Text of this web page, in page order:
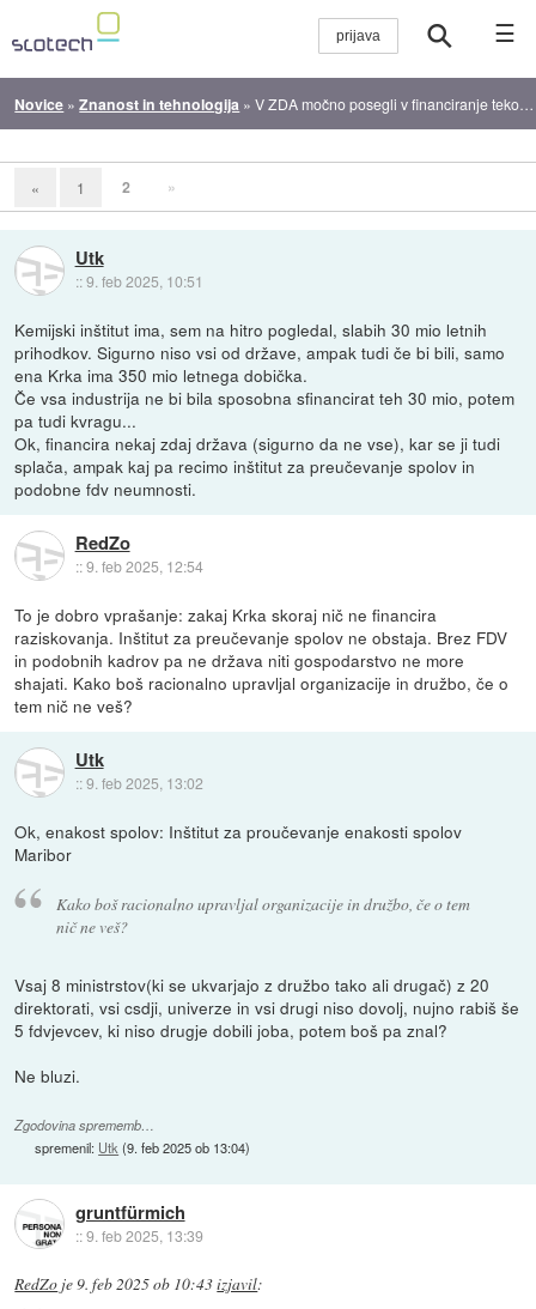
☰
Novice »Znanost in tehnologija »V ZDA močno posegli v financiranje tekočih znanstvenoraziskovalnih projektov
« 1 2 »
Utk
::9. feb 2025, 10:51
Kemijski inštitut ima, sem na hitro pogledal, slabih 30 mio letnih
prihodkov. Sigurno niso vsi od države, ampak tudi če bi bili, samo
ena Krka ima 350 mio letnega dobička.
Če vsa industrija ne bi bila sposobna sfinancirat teh 30 mio, potem
pa tudi kvragu...
Ok, financira nekaj zdaj država (sigurno da ne vse), kar se ji tudi
splača, ampak kaj pa recimo inštitut za preučevanje spolov in
podobne fdv neumnosti.
RedZo
::9. feb 2025, 12:54
To je dobro vprašanje: zakaj Krka skoraj nič ne financira
raziskovanja. Inštitut za preučevanje spolov ne obstaja. Brez FDV
in podobnih kadrov pa ne država niti gospodarstvo ne more
shajati. Kako boš racionalno upravljal organizacije in družbo, če o
tem nič ne veš?
Utk
::9. feb 2025, 13:02
Ok, enakost spolov: Inštitut za proučevanje enakosti spolov
Maribor
Kako boš racionalno upravljal organizacije in družbo, če o tem
nič ne veš?
Vsaj 8 ministrstov(ki se ukvarjajo z družbo tako ali drugač) z 20
direktorati, vsi csdji, univerze in vsi drugi niso dovolj, nujno rabiš še
5 fdvjevcev, ki niso drugje dobili joba, potem boš pa znal?
Ne bluzi.
Zgodovina sprememb…
spremenil: Utk (9. feb 2025 ob 13:04)
gruntfürmich
::9. feb 2025, 13:39
RedZo je9. feb 2025 ob 10:43izjavil: